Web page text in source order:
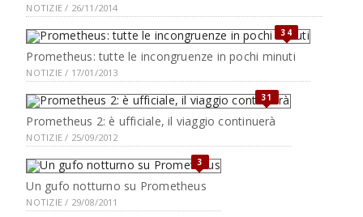
NOTIZIE / 26/11/2014
34
Prometheus: tutte le incongruenze in pochi minuti
NOTIZIE / 17/01/2013
31
Prometheus 2: è ufficiale, il viaggio continuerà
NOTIZIE / 25/09/2012
3
Un gufo notturno su Prometheus
NOTIZIE / 29/08/2011